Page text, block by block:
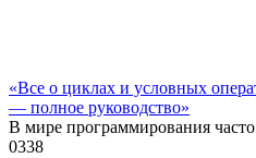
«Все о циклах и условных
— полное руководство»
В мире программирования
0338